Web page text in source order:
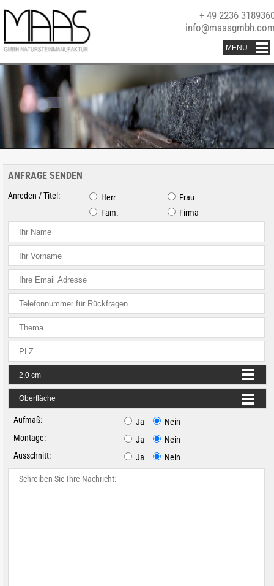
+ 49 2236
ANFRAGE SENDEN
Anreden / Titel: Herr
Frau
Fam.
Firma
Aufmaß: Ja
Nein
Montage:
Ja
Nein
Ausschnitt:
Ja Nein